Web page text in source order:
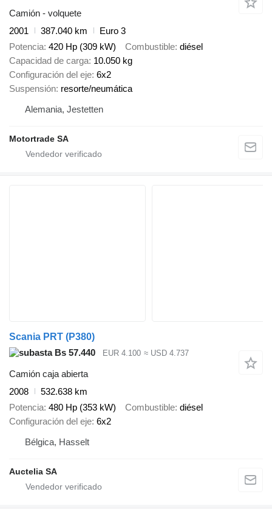
Camión - volquete
2001
387.040 km
Euro 3
Potencia 420 Hp (309 kW) Combustible diésel
Capacidad de carga 10.050 kg
Configuración del eje 6x2
Suspensión resorte/neumática
Alemania, Jestetten
Motortrade SA
Scania PRT (P380)
Bs 57.440
EUR 4.100 ≈ USD 4.737
Camión caja abierta
2008
532.638 km
Potencia 480 Hp (353 kW) Combustible diésel
Configuración del eje 6x2
Bélgica, Hasselt
Auctelia SA